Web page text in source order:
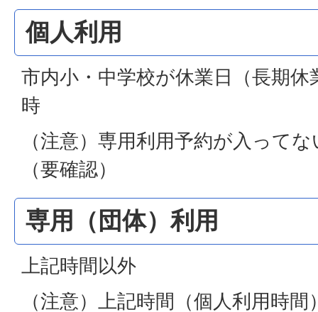
個人利用
市内小・中学校が休業日（長期
時
（注意）専用利用予約が入って
（要確認）
専用（団体）利用
上記時間以外
（注意）上記時間（個人利用時